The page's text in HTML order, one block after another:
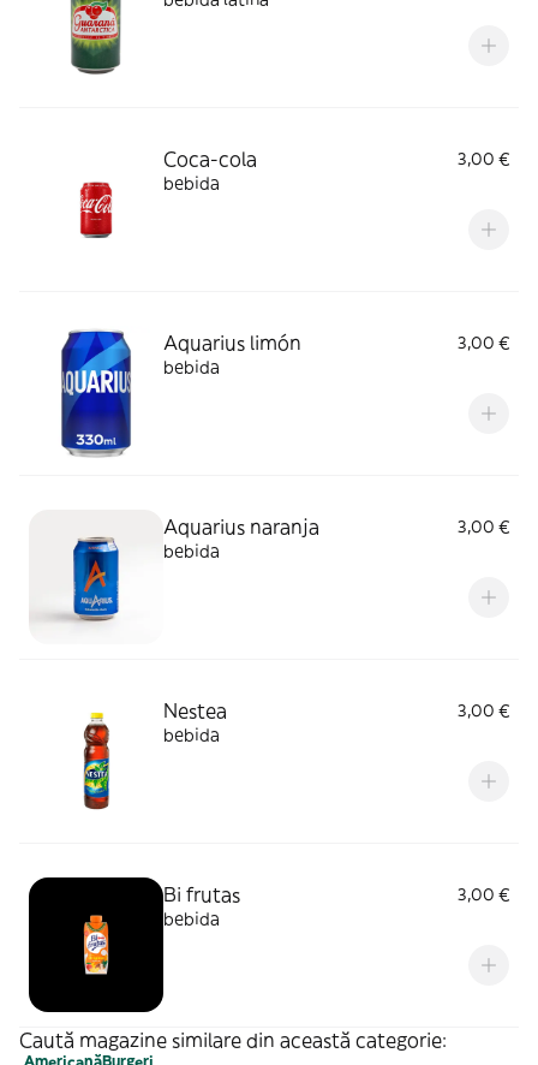
Coca-cola
3,00 €
bebida
Aquarius limón
3,00 €
bebida
Aquarius naranja
3,00 €
bebida
Nestea
3,00 €
bebida
Bi frutas
3,00 €
bebida
Caută magazine similare din această categorie:
AmericanăBurgeri